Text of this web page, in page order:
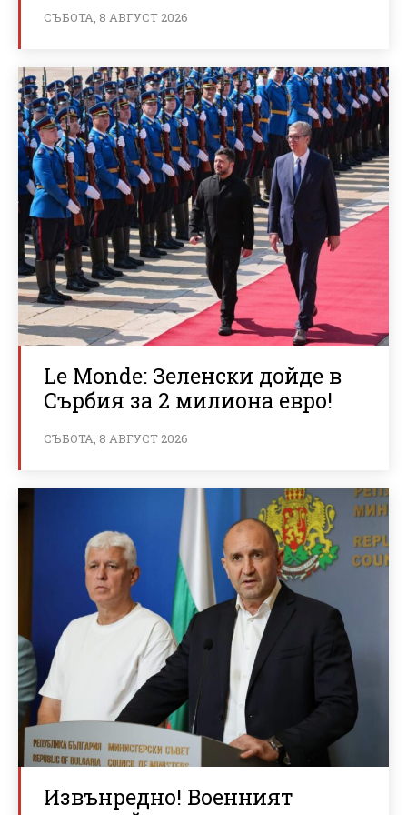
СЪБОТА, 8 АВГУСТ 2026
Le Monde: Зеленски дойде в
Сърбия за 2 милиона евро!
СЪБОТА, 8 АВГУСТ 2026
Извънредно! Военният